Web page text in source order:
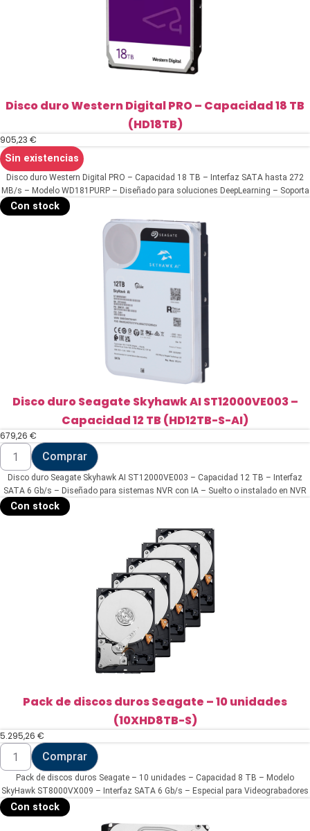
Disco duro Western Digital PRO – Capacidad 18 TB
(HD18TB)
905,23 €
Sin existencias
Disco duro Western Digital PRO – Capacidad 18 TB – Interfaz SATA hasta 272
MB/s – Modelo WD181PURP – Diseñado para soluciones DeepLearning – Soporta
Con stock
Disco duro Seagate Skyhawk AI ST12000VE003 –
Capacidad 12 TB (HD12TB-S-AI)
679,26 €
Disco
duro
Seagate
Skyhawk
AI
ST12000VE003
-
Comprar
Disco duro Seagate Skyhawk AI ST12000VE003 – Capacidad 12 TB – Interfaz
SATA 6 Gb/s – Diseñado para sistemas NVR con IA – Suelto o instalado en NVR
Con stock
Pack de discos duros Seagate – 10 unidades
(10XHD8TB-S)
5.295,26 €
Pack
discos
duros
Seagate
-
10
Comprar
Pack de discos duros Seagate – 10 unidades – Capacidad 8 TB – Modelo
SkyHawk ST8000VX009 – Interfaz SATA 6 Gb/s – Especial para Videograbadores
Con stock